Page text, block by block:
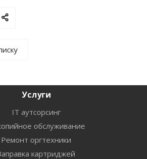
Услуги
IT аутсорсинг
обслуживание
Ремонт оргтехники
картриджей